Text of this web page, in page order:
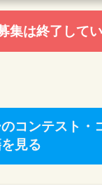
集は終了してい
コンテスト・
見る